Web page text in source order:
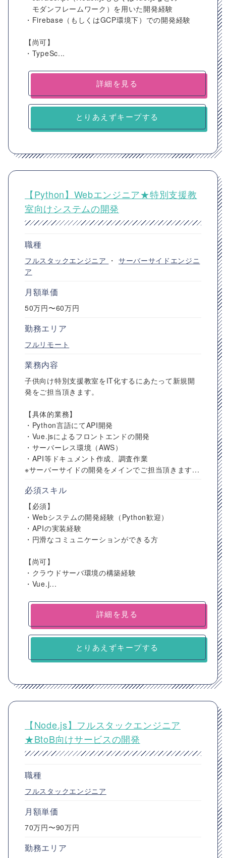
モダンフレームワーク）を用いた開発経験
・Firebase（もしくはGCP環境下）での開発経験
【尚可】
・TypeSc...
詳細を見る
とりあえずキープする
【Python】Webエンジニア★特別支援教
室向けシステムの開発
職種
フルスタックエンジニア ・ サーバーサイドエンジニ
ア
月額単価
50万円〜60万円
勤務エリア
フルリモート
業務内容
子供向け特別支援教室をIT化するにあたって新規開
発をご担当頂きます。
【具体的業務】
・Python言語にてAPI開発
・Vue.jsによるフロントエンドの開発
・サーバーレス環境（AWS）
・API等ドキュメント作成、調査作業
※サーバーサイドの開発をメインでご担当頂きます...
必須スキル
【必須】
・Webシステムの開発経験（Python歓迎）
・APIの実装経験
・円滑なコミュニケーションができる方
【尚可】
・クラウドサーバ環境の構築経験
・Vue.j...
詳細を見る
とりあえずキープする
【Node.js】フルスタックエンジニア
★BtoB向けサービスの開発
職種
フルスタックエンジニア
月額単価
70万円〜90万円
勤務エリア